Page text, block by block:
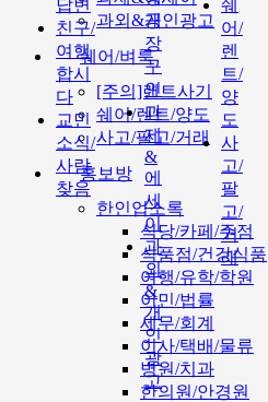
과외&개인광고
쉐어/벼룩
[주의]랜트사기
쉐어/렌트/양도
사고/팔고/거래
홍보방
한인업소록
식당/카페/주점
식품점/건강식품
여행/유학/학원
이민/법률
세무/회계
이사/택배/물류
병원/치과
한의원/안경원
답변
친구/
여행
합시
다
교민
소식/
사람
찾음
공
장
구
인
과
제
&
에
세
이
과
외
&
개
인
광
고
쉐
어/
렌
트/
양
도
사
고/
팔
고/
거
래